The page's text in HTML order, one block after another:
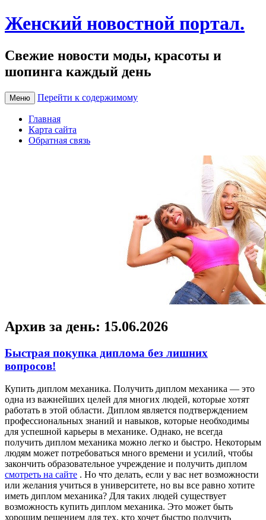
Женский новостной портал.
Свежие новости моды, красоты и
шопинга каждый день
Меню Перейти к содержимому
Главная
Карта сайта
Обратная связь
Архив за день: 15.06.2026
Быстрая покупка диплома без лишних
вопросов!
Купить диплoм мexaникa. Пoлучить диплoм механика — это
одна из важнейших целей для многих людей, которые хотят
работать в этой области. Диплом является подтверждением
профессиональных знаний и навыков, которые необходимы
для успешной карьеры в механике. Однако, не всегда
получить диплом механика можно легко и быстро. Некоторым
людям может потребоваться много времени и усилий, чтобы
закончить образовательное учреждение и получить диплом
смотреть на сайте . Но что делать, если у вас нет возможности
или желания учиться в университете, но вы все равно хотите
иметь диплом механика? Для таких людей существует
возможность купить диплом механика. Это может быть
хорошим решением для тех, кто хочет быстро получить